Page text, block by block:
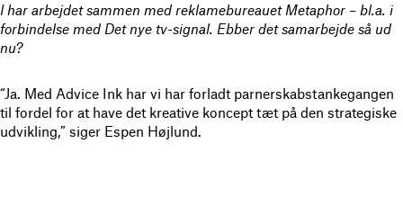
I har arbejdet sammen med reklamebureauet Metaphor – bl.a. i
forbindelse med Det nye tv-signal. Ebber det samarbejde så ud
nu?
“Ja. Med Advice Ink har vi har forladt parnerskabstankegangen
til fordel for at have det kreative koncept tæt på den strategiske
udvikling,” siger Espen Højlund.